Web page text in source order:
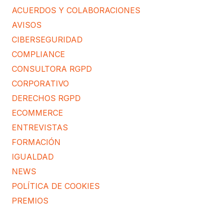
ACUERDOS Y COLABORACIONES
AVISOS
CIBERSEGURIDAD
COMPLIANCE
CONSULTORA RGPD
CORPORATIVO
DERECHOS RGPD
ECOMMERCE
ENTREVISTAS
FORMACIÓN
IGUALDAD
NEWS
POLÍTICA DE COOKIES
PREMIOS